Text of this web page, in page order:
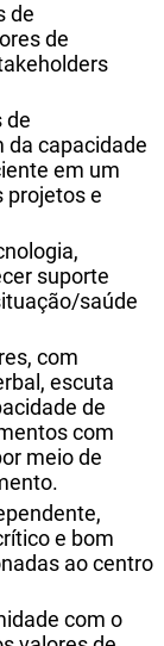
de
de
de
da capacidade
em um
projetos e
suporte
saúde
com
escuta
de
com
meio de
e bom
ao centro
com o